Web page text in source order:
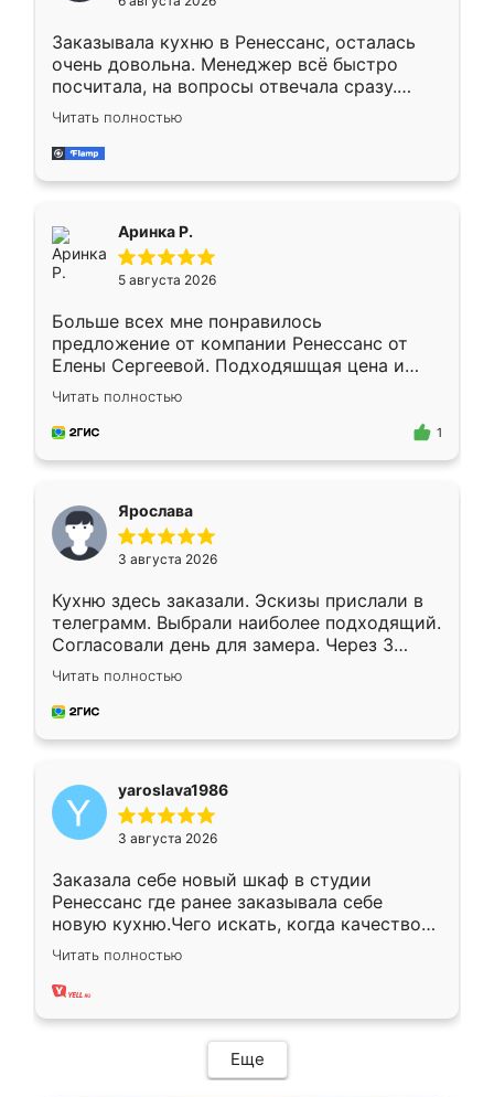
мебели буду заказывать только здесь.
Заказывала кухню в Ренессанс, осталась
очень довольна. Менеджер всё быстро
посчитала, на вопросы отвечала сразу.
Замерщик приехал в субботу, подошёл к
делу со всей ответственностью. Собрали
за день, ребята работали аккуратно, даже
Читать полностью
Аринка Р.
5 августа 2026
Больше всех мне понравилось
предложение от компании Ренессанс от
Елены Сергеевой. Подходяшщая цена и
короткие сроки изготовления. Приехавший
для замера сотрудник Владислав
предложил по моему эскизу самый
Читать полностью
1
Ярослава
3 августа 2026
Кухню здесь заказали. Эскизы прислали в
телеграмм. Выбрали наиболее подходящий.
Согласовали день для замера. Через 3
недели кухня была уже готова. Остались
довольны работой. Спасибо Ренессанс
мебель за качественную работу!
Читать полностью
yaroslava1986
3 августа 2026
Заказала себе новый шкаф в студии
Ренессанс где ранее заказывала себе
новую кухню.Чего искать, когда качеством
вполне довольна. Служит кухня уже почти
два года, нареканий нет.
Читать полностью
Еще